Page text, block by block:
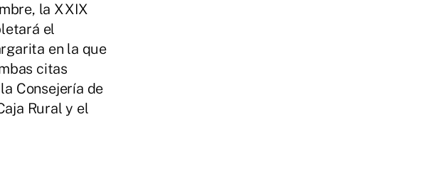
la XXIX
el
en la que
citas
Consejería de
Rural y el